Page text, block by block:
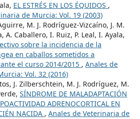
EL ESTRÉS EN LOS ÉQUIDOS ,
de Murcia: Vol. 19 (2003)
M. J. Rodríguez-Vizcaíno, J. M.
A. Caballero, I. Ruiz, P. Leal, I. Ayala,
sobre la incidencia de la
en caballos sometidos a
el curso 2014/2015 , Anales de
Vol. 32 (2016)
J. Zilberschtein, M. J. Rodríguez, M.
SÍNDROME DE MALADAPTACIÓN
ADRENOCORTICAL EN
NACIDA , Anales de Veterinaria de